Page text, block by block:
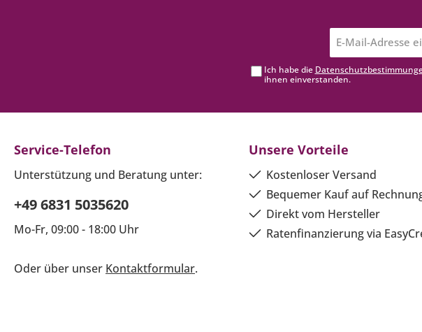
Ich habe die
ihnen einverstanden.
Service-Telefon
Unterstützung und Beratung unter:
+49 6831 5035620
Mo-Fr, 09:00 - 18:00 Uhr
Oder über unser Kontaktformular.
Unsere Vorteile
Kostenloser Versand
Bequemer Kauf auf
Direkt vom Hersteller
Ratenfinanzierung via